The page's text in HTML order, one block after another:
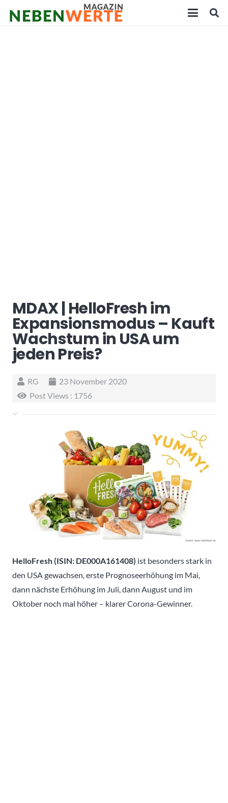
MDAX | HelloFresh im
Expansionsmodus – Kauft
Wachstum in USA um
jeden Preis?
RG
23 November 2020
Post Views : 1756
HelloFresh (ISIN: DE000A161408) ist besonders stark in
den USA gewachsen, erste Prognoseerhöhung im Mai,
dann nächste Erhöhung im Juli, dann August und im
Oktober noch mal höher – klarer Corona-Gewinner.